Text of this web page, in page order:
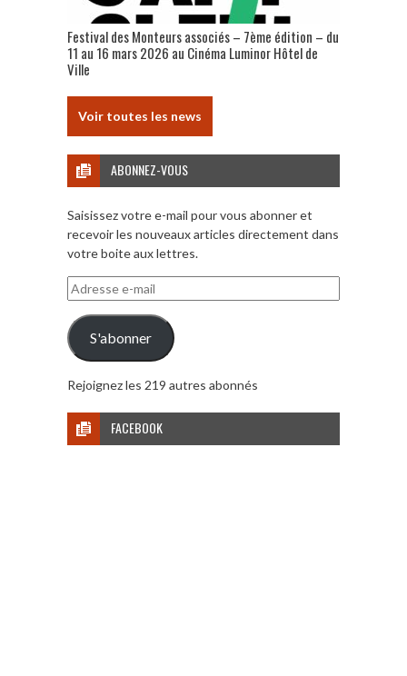
Festival des Monteurs associés – 7ème édition – du
11 au 16 mars 2026 au Cinéma Luminor Hôtel de
Ville
Voir toutes les news
ABONNEZ-VOUS
Saisissez votre e-mail pour vous abonner et
recevoir les nouveaux articles directement dans
votre boite aux lettres.
Adresse
e-
mail
S'abonner
Rejoignez les 219 autres abonnés
FACEBOOK